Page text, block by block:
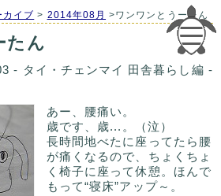
カイブ > 2014年08月 >ワンワンとうーたん
たん
- タイ・チェンマイ 田舎暮らし編 -
あー、腰痛い。
歳です、歳...。（泣）
長時間地べたに座ってたら腰
が痛くなるので、ちょくちょ
く椅子に座って休憩。ほんで
もって“寝床”アップ～。